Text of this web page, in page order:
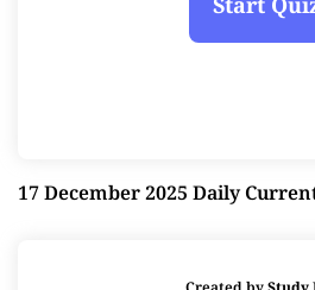
17 December 2025 Daily